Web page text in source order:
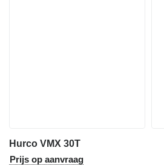
Hurco VMX 30T
Prijs op aanvraag